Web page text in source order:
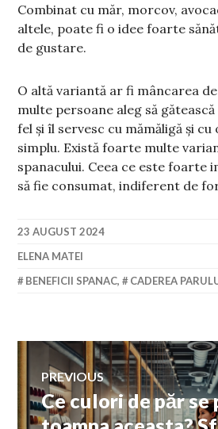
Combinat cu măr, morcov,
altele, poate fi o idee foarte
de gustare.
O altă variantă ar fi mâncarea
multe persoane aleg să
fel și îl servesc cu mămăligă și cu
simplu. Există foarte multe
spanacului. Ceea ce este foarte
să fie consumat, indiferent de
23 AUGUST 2024
ELENA MATEI
BENEFICII SPANAC, CADEREA
Navigare
în
PREVIOUS
Previous
post:
Ce culori de păr se